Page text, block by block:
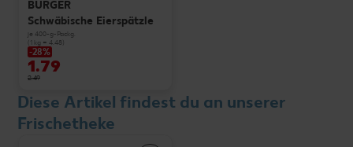
BÜRGER
Schwäbische Eierspätzle
je 400-g-Packg.
(1 kg = 4.48)
-28%
1.79
2.49
Diese Artikel findest du an unserer
Frischetheke